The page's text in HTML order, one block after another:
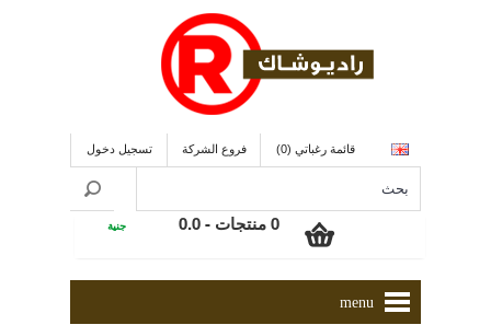
قائمة رغباتي (0) فروع الشركة تسجيل دخول
0 منتجات - 0.0 جنية
menu